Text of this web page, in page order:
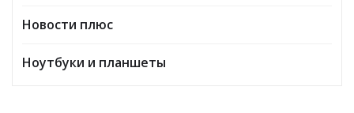
Новости плюс
Ноутбуки и планшеты